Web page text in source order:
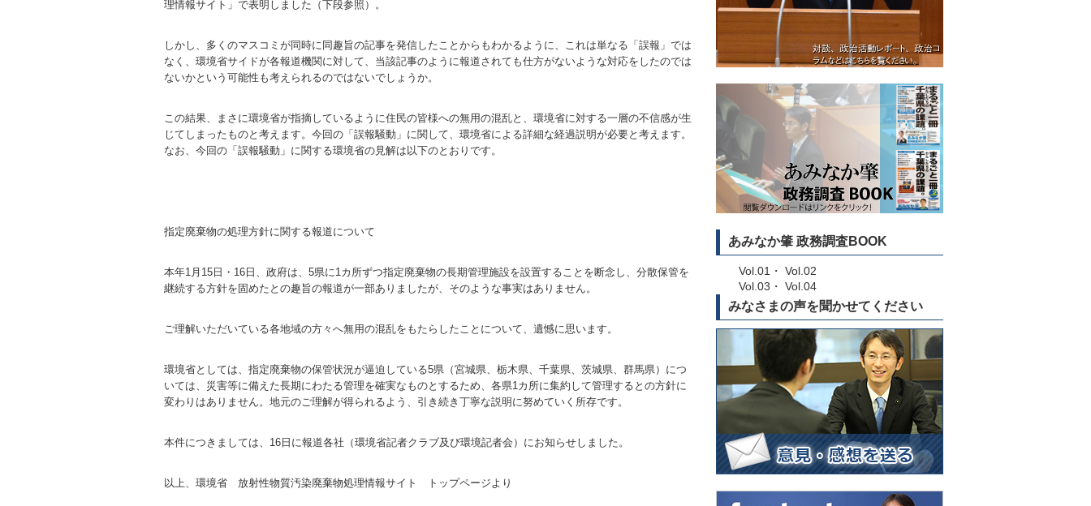
理情報サイト」で表明しました（下段参照）。
しかし、多くのマスコミが同時に同趣旨の記事を発信したことからもわかるように、これは単なる「誤報」では
なく、環境省サイドが各報道機関に対して、当該記事のように報道されても仕方がないような対応をしたのでは
ないかという可能性も考えられるのではないでしょうか。
この結果、まさに環境省が指摘しているように住民の皆様への無用の混乱と、環境省に対する一層の不信感が生
じてしまったものと考えます。今回の「誤報騒動」に関して、環境省による詳細な経過説明が必要と考えます。
なお、今回の「誤報騒動」に関する環境省の見解は以下のとおりです。
指定廃棄物の処理方針に関する報道について
本年1月15日・16日、政府は、5県に1カ所ずつ指定廃棄物の長期管理施設を設置することを断念し、分散保管を
継続する方針を固めたとの趣旨の報道が一部ありましたが、そのような事実はありません。
ご理解いただいている各地域の方々へ無用の混乱をもたらしたことについて、遺憾に思います。
環境省としては、指定廃棄物の保管状況が逼迫している5県（宮城県、栃木県、千葉県、茨城県、群馬県）につ
いては、災害等に備えた長期にわたる管理を確実なものとするため、各県1カ所に集約して管理するとの方針に
変わりはありません。地元のご理解が得られるよう、引き続き丁寧な説明に努めていく所存です。
本件につきましては、16日に報道各社（環境省記者クラブ及び環境記者会）にお知らせしました。
以上、環境省 放射性物質汚染廃棄物処理情報サイト トップページより
あみなか肇 政務調査BOOK
Vol.01 ・ Vol.02
Vol.03 ・ Vol.04
みなさまの声を聞かせてください